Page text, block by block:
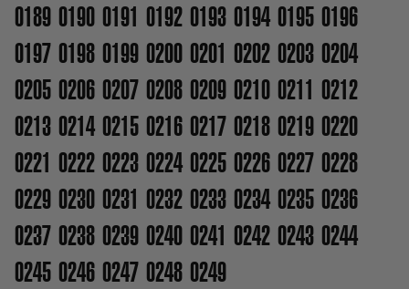
0189 0190 0191 0192 0193 0194 0195 0196
0197 0198 0199 0200 0201 0202 0203 0204
0205 0206 0207 0208 0209 0210 0211 0212
0213 0214 0215 0216 0217 0218 0219 0220
0221 0222 0223 0224 0225 0226 0227 0228
0229 0230 0231 0232 0233 0234 0235 0236
0237 0238 0239 0240 0241 0242 0243 0244
0245 0246 0247 0248 0249